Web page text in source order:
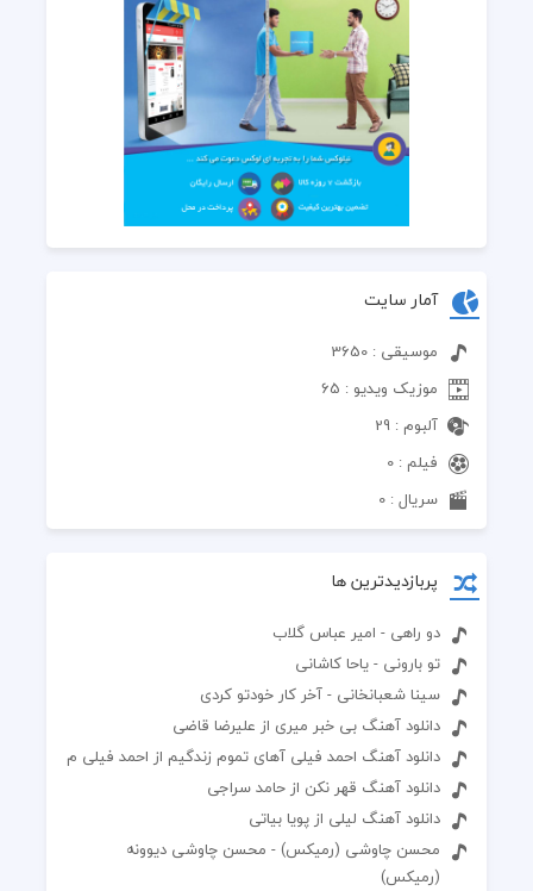
آمار سایت
موسیقی : 3650
موزیک ویدیو : 65
آلبوم : 29
فیلم : 0
سریال : 0
پربازدیدترین ها
دو راهی - امیر عباس گلاب
تو بارونی - یاحا کاشانی
سینا شعبانخانی - آخر کار خودتو کردی
دانلود آهنگ بی خبر میری از علیرضا قاضی
دانلود آهنگ احمد فیلی آهای تموم زندگیم از احمد فیلی م
دانلود آهنگ قهر نکن از حامد سراجی
دانلود آهنگ لیلی از پویا بیاتی
محسن چاوشی (رمیکس) - محسن چاوشی دیوونه
(رمیکس)